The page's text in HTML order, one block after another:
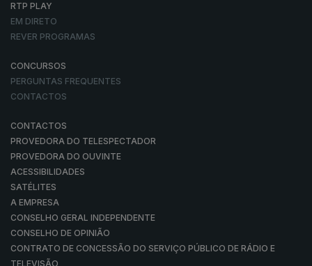
RTP PLAY
EM DIRETO
REVER PROGRAMAS
CONCURSOS
PERGUNTAS FREQUENTES
CONTACTOS
CONTACTOS
PROVEDORA DO TELESPECTADOR
PROVEDORA DO OUVINTE
ACESSIBILIDADES
SATÉLITES
A EMPRESA
CONSELHO GERAL INDEPENDENTE
CONSELHO DE OPINIÃO
CONTRATO DE CONCESSÃO DO SERVIÇO PÚBLICO DE RÁDIO E
TELEVISÃO